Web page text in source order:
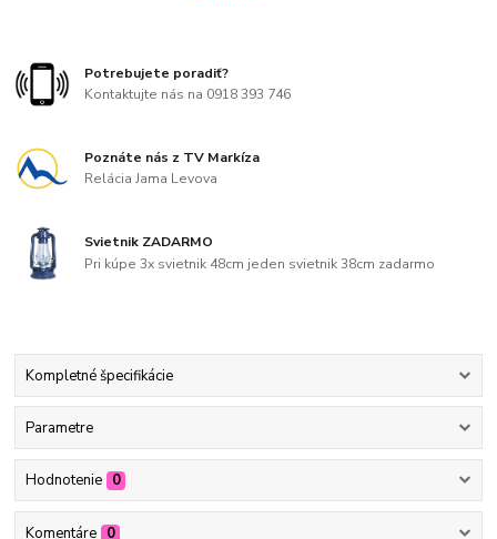
Potrebujete poradiť?
Kontaktujte nás na 0918 393 746
Poznáte nás z TV Markíza
Relácia Jama Levova
Svietnik ZADARMO
Pri kúpe 3x svietnik 48cm jeden svietnik 38cm zadarmo
Kompletné špecifikácie
Parametre
Hodnotenie 0
Komentáre 0